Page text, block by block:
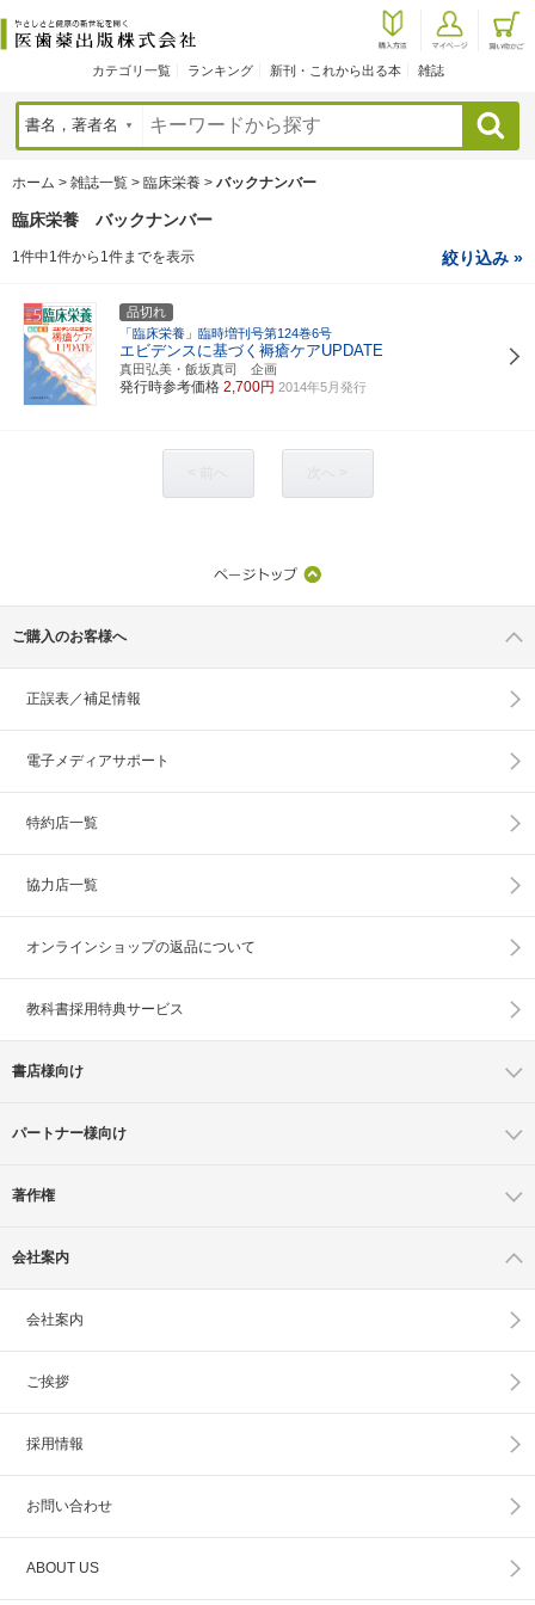
カテゴリ一覧 ランキング 新刊・これから出る本 雑誌
検索
ホーム > 雑誌一覧 > 臨床栄養 > バックナンバー
臨床栄養 バックナンバー
1件中1件から1件までを表示 絞り込み »
品切れ
「臨床栄養」臨時増刊号第124巻6号
エビデンスに基づく褥瘡ケアUPDATE
真田弘美・飯坂真司 企画
発行時参考価格 2,700円 2014年5月発行
ご購入のお客様へ
正誤表／補足情報
電子メディアサポート
特約店一覧
協力店一覧
オンラインショップの返品について
教科書採用特典サービス
書店様向け
パートナー様向け
著作権
会社案内
会社案内
ご挨拶
採用情報
お問い合わせ
ABOUT US